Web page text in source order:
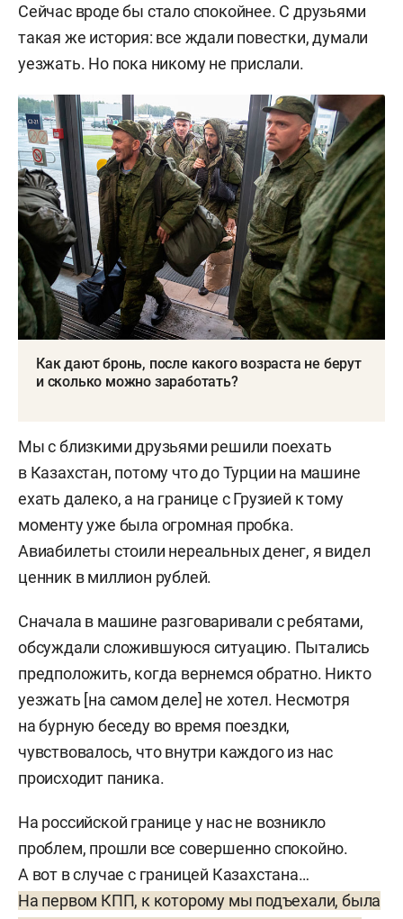
Сейчас вроде бы стало спокойнее. С друзьями
такая же история: все ждали повестки, думали
уезжать. Но пока никому не прислали.
Как дают бронь, после какого возраста не берут
и сколько можно заработать?
Мы с близкими друзьями решили поехать
в Казахстан, потому что до Турции на машине
ехать далеко, а на границе с Грузией к тому
моменту уже была огромная пробка.
Авиабилеты стоили нереальных денег, я видел
ценник в миллион рублей.
Сначала в машине разговаривали с ребятами,
обсуждали сложившуюся ситуацию. Пытались
предположить, когда вернемся обратно. Никто
уезжать [на самом деле] не хотел. Несмотря
на бурную беседу во время поездки,
чувствовалось, что внутри каждого из нас
происходит паника.
На российской границе у нас не возникло
проблем, прошли все совершенно спокойно.
А вот в случае с границей Казахстана…
На первом КПП, к которому мы подъехали, была